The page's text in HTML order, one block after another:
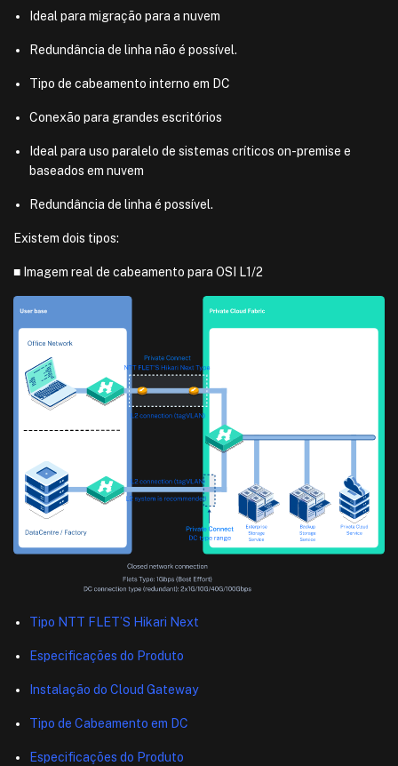
Ideal para migração para a nuvem
Redundância de linha não é possível.
Tipo de cabeamento interno em DC
Conexão para grandes escritórios
Ideal para uso paralelo de sistemas críticos on-premise e
baseados em nuvem
Redundância de linha é possível.
Existem dois tipos:
■ Imagem real de cabeamento para OSI L1/2
Tipo NTT FLET’S Hikari Next
Especificações do Produto
Instalação do Cloud Gateway
Tipo de Cabeamento em DC
Especificações do Produto